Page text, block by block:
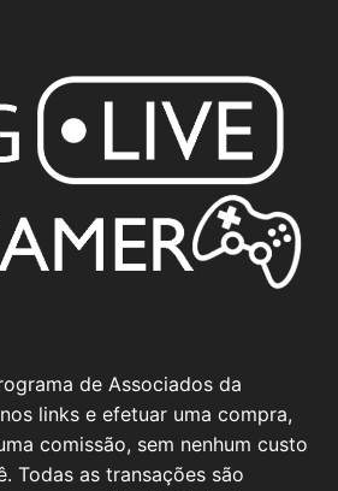
de Associados da
links e efetuar uma compra,
comissão, sem nenhum custo
Todas as transações são